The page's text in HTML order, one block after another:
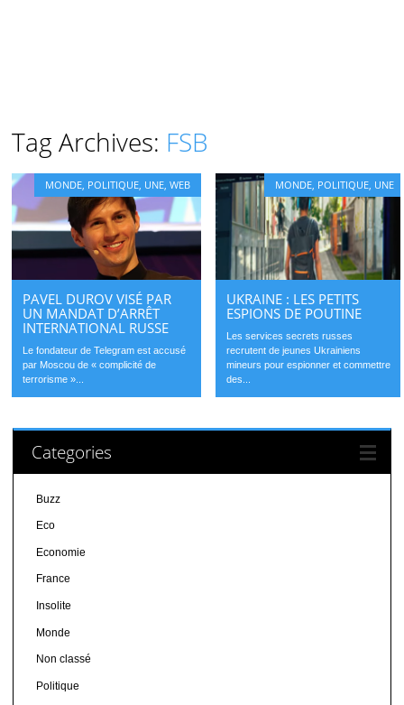
Tag Archives: FSB
MONDE POLITIQUE UNE ,WEB
PAVEL DUROV VISÉ PAR
UN MANDAT D’ARRÊT
INTERNATIONAL RUSSE
Le fondateur de Telegram est accusé
par Moscou de « complicité de
terrorisme »...
MONDE POLITIQUE UNE
UKRAINE : LES PETITS
ESPIONS DE POUTINE
Les services secrets russes
recrutent de jeunes Ukrainiens
mineurs pour espionner et commettre
des...
Categories
Buzz
Eco
Economie
France
Insolite
Monde
Non classé
Politique